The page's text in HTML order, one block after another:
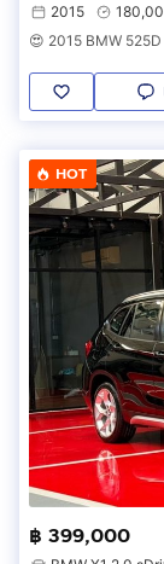
2015
HOT
฿ 399,000